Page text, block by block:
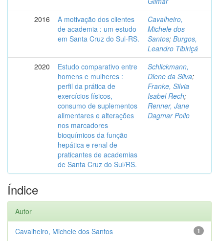
2016
A motivação dos clientes
de academia : um estudo
em Santa Cruz do Sul-RS.
Cavalheiro,
Michele dos
Santos; Burgos,
Leandro Tibiriçá
2020
Estudo comparativo entre
homens e mulheres :
perfil da prática de
exercícios físicos,
consumo de suplementos
alimentares e alterações
nos marcadores
bioquímicos da função
hepática e renal de
praticantes de academias
de Santa Cruz do Sul/RS.
Schlickmann,
Diene da Silva;
Franke, Silvia
Isabel Rech;
Renner, Jane
Dagmar Pollo
Índice
Autor
1
Cavalheiro, Michele dos Santos